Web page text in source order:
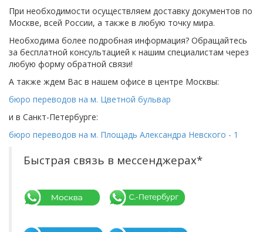
При необходимости осуществляем доставку документов по
Москве, всей России, а также в любую точку мира.
Необходима более подробная информация? Обращайтесь
за бесплатной консультацией к нашим специалистам через
любую форму обратной связи!
А также ждем Вас в нашем офисе в центре Москвы:
бюро переводов на м. Цветной бульвар
и в Санкт-Петербурге:
бюро переводов на м. Площадь Александра Невского - 1
Быстрая связь в мессенджерах*